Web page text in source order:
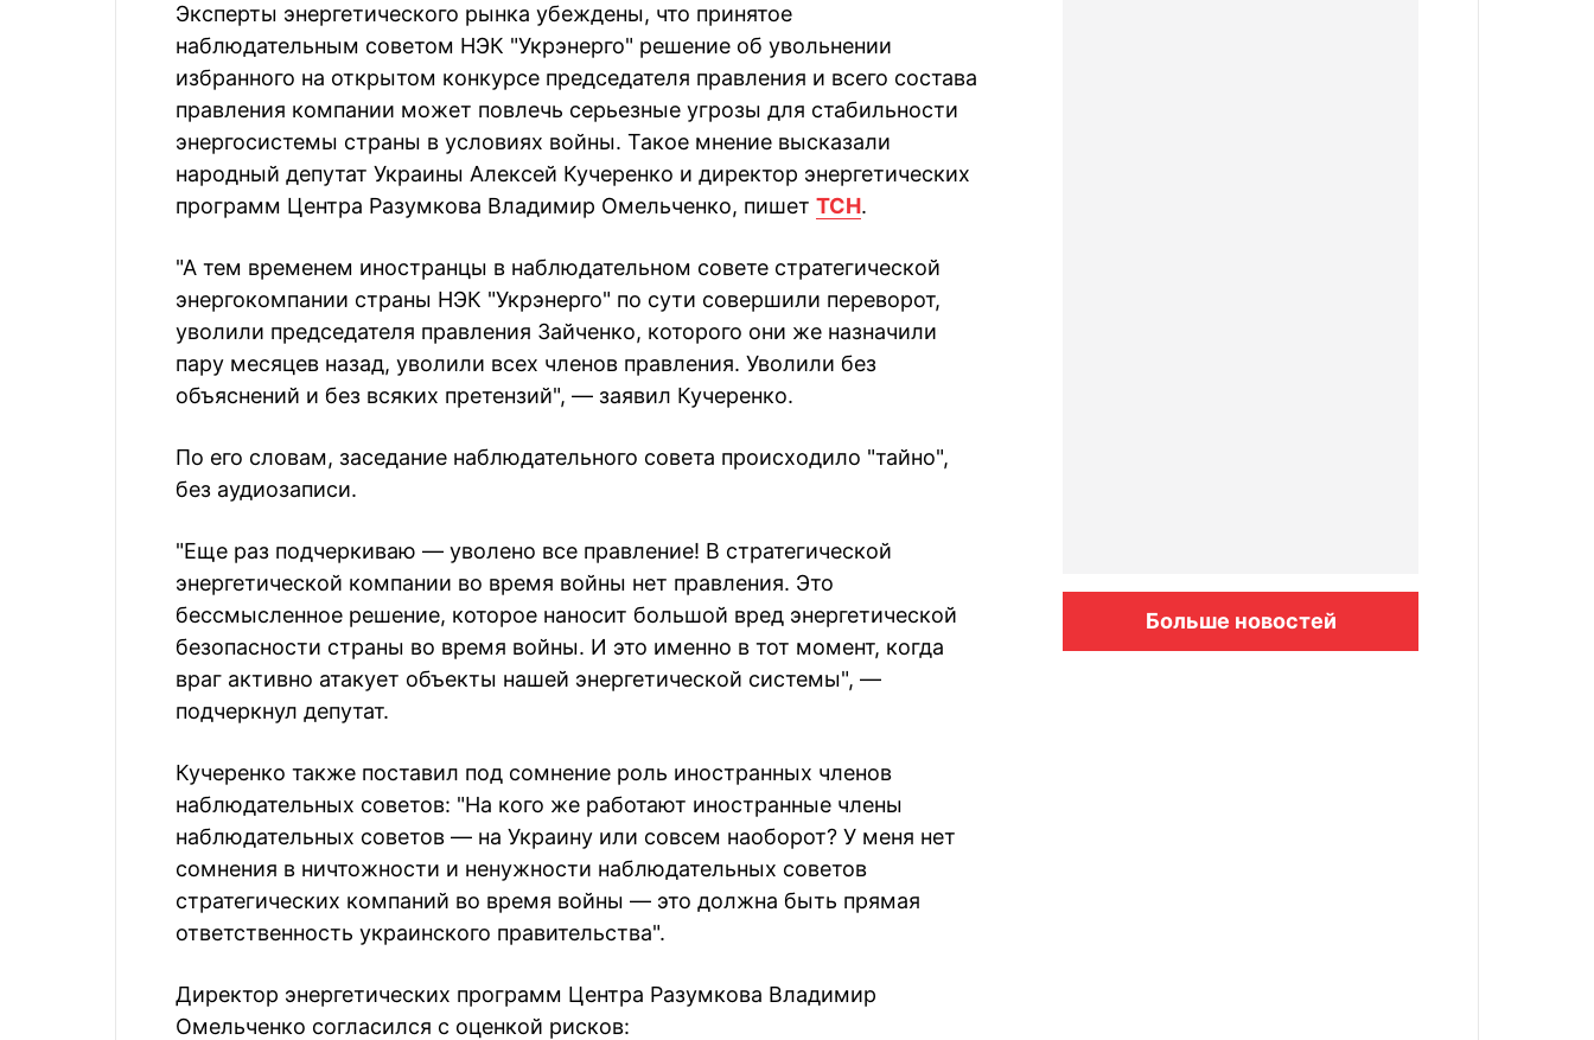
Эксперты энергетического рынка убеждены, что принятое
наблюдательным советом НЭК "Укрэнерго" решение об увольнении
избранного на открытом конкурсе председателя правления и всего состава
правления компании может повлечь серьезные угрозы для стабильности
энергосистемы страны в условиях войны. Такое мнение высказали
народный депутат Украины Алексей Кучеренко и директор энергетических
программ Центра Разумкова Владимир Омельченко, пишет ТСН.
"А тем временем иностранцы в наблюдательном совете стратегической
энергокомпании страны НЭК "Укрэнерго" по сути совершили переворот,
уволили председателя правления Зайченко, которого они же назначили
пару месяцев назад, уволили всех членов правления. Уволили без
объяснений и без всяких претензий", — заявил Кучеренко.
По его словам, заседание наблюдательного совета происходило "тайно",
без аудиозаписи.
"Еще раз подчеркиваю — уволено все правление! В стратегической
энергетической компании во время войны нет правления. Это
бессмысленное решение, которое наносит большой вред энергетической
безопасности страны во время войны. И это именно в тот момент, когда
враг активно атакует объекты нашей энергетической системы", —
подчеркнул депутат.
Кучеренко также поставил под сомнение роль иностранных членов
наблюдательных советов: "На кого же работают иностранные члены
наблюдательных советов — на Украину или совсем наоборот? У меня нет
сомнения в ничтожности и ненужности наблюдательных советов
стратегических компаний во время войны — это должна быть прямая
ответственность украинского правительства".
Директор энергетических программ Центра Разумкова Владимир
Омельченко согласился с оценкой рисков:
Больше новостей